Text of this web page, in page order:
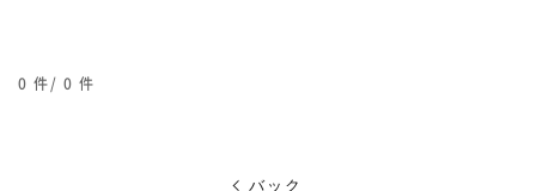
0 件/ 0 件
バック